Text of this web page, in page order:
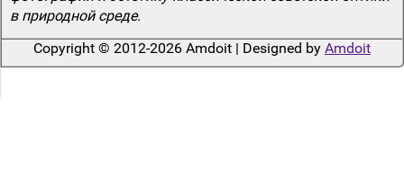
в природной среде.
Copyright © 2012-2026 Amdoit | Designed by Amdoit